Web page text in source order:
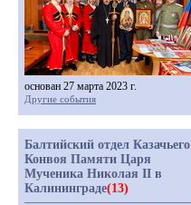
основан 27 марта 2023 г.
Другие события
Балтийский отдел Казачьего
Конвоя Памяти Царя
Мученика Николая II в
Калининграде(13)